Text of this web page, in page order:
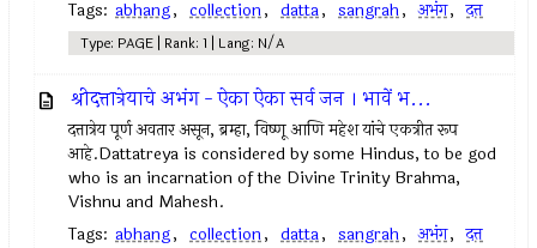
Tags: abhang, collection, datta, sangrah, अभंग, दत्त
Type: PAGE | Rank: 1 | Lang: N/A
श्रीदत्तात्रेयाचे अभंग - ऐका ऐका सर्व जन । भावें भ...
दत्तात्रेय पूर्ण अवतार असून, ब्रम्हा, विष्णू आणि महेश यांचे एकत्रीत रूप
आहे.Dattatreya is considered by some Hindus, to be god
who is an incarnation of the Divine Trinity Brahma,
Vishnu and Mahesh.
Tags: abhang, collection, datta, sangrah, अभंग, दत्त